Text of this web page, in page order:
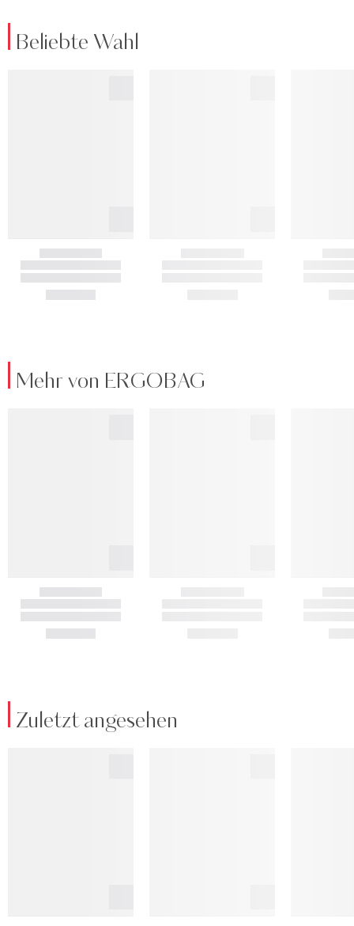
Beliebte Wahl
Mehr von ERGOBAG
Zuletzt angesehen